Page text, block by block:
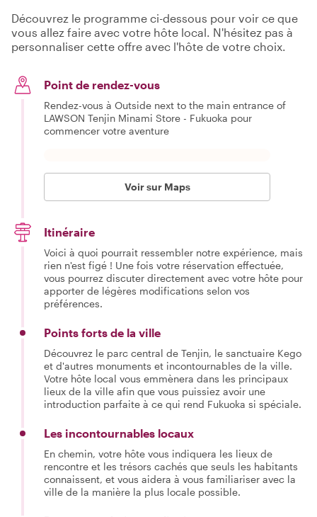
Découvrez le programme ci-dessous pour voir ce que
vous allez faire avec votre hôte local. N'hésitez pas à
personnaliser cette offre avec l'hôte de votre choix.
Point de rendez-vous
Rendez-vous à Outside next to the main entrance of
LAWSON Tenjin Minami Store - Fukuoka pour
commencer votre aventure
Voir sur Maps
Itinéraire
Voici à quoi pourrait ressembler notre expérience, mais
rien n'est figé ! Une fois votre réservation effectuée,
vous pourrez discuter directement avec votre hôte pour
apporter de légères modifications selon vos
préférences.
Points forts de la ville
Découvrez le parc central de Tenjin, le sanctuaire Kego
et d'autres monuments et incontournables de la ville.
Votre hôte local vous emmènera dans les principaux
lieux de la ville afin que vous puissiez avoir une
introduction parfaite à ce qui rend Fukuoka si spéciale.
Les incontournables locaux
En chemin, votre hôte vous indiquera les lieux de
rencontre et les trésors cachés que seuls les habitants
connaissent, et vous aidera à vous familiariser avec la
ville de la manière la plus locale possible.